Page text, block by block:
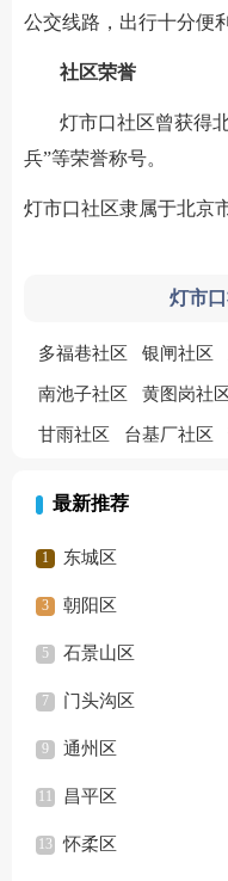
公交线路，出行十分便利
社区荣誉
灯市口社区曾获得
兵”等荣誉称号。
灯市口社区隶属于北京
灯市
多福巷社区 银闸社区
南池子社区 黄图岗社区
甘雨社区 台基厂社区
最新推荐
东城区
朝阳区
石景山区
门头沟区
通州区
昌平区
怀柔区